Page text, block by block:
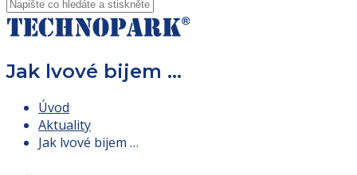
Jak lvové bijem …
Úvod
Aktuality
Jak lvové bijem …